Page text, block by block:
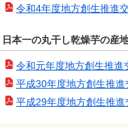
令和4年度地方創生推進
日本一の丸干し乾燥芋の産
令和元年度地方創生推
平成30年度地方創生推
平成29年度地方創生推